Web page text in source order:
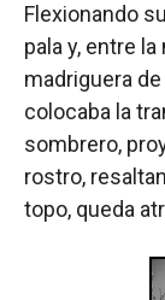
Flexionando
pala y, entre
madriguera
colocaba la
sombrero,
rostro,
topo, queda